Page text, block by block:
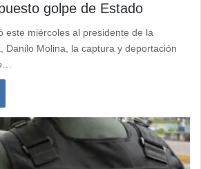
golpe de Estado
este miércoles al presidente de la
Danilo Molina, la captura y deportación